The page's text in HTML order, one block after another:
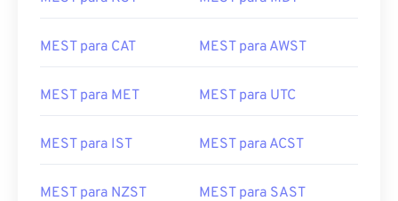
MEST para CAT MEST para AWST
MEST para MET MEST para UTC
MEST para IST MEST para ACST
MEST para NZST MEST para SAST